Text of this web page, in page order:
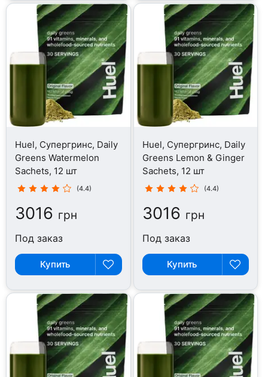
Huel, Супергринс, Daily
Greens Watermelon
Sachets, 12 шт
(4.4)
3016 грн
Под заказ
Купить
Huel, Супергринс, Daily
Greens Lemon & Ginger
Sachets, 12 шт
(4.4)
3016 грн
Под заказ
Купить